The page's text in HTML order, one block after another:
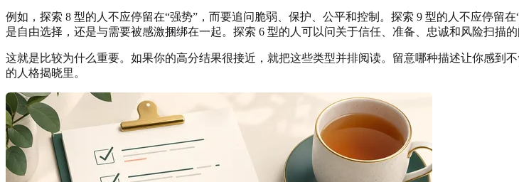
例如，探索 8 型的人不应停留在“强势”，而要追问脆弱、保护、公平和控制。探索 9 型的人不应停留
是自由选择，还是与需要被感激捆绑在一起。探索 6 型的人可以问关于信任、准备、忠诚和风险扫描的
这就是比较为什么重要。如果你的高分结果很接近，就把这些类型并排阅读。留意哪种描述让你感到
的人格揭晓里。